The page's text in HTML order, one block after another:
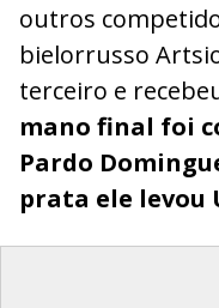
outros
bielorrusso
terceiro e
mano final foi
Pardo
prata ele levou